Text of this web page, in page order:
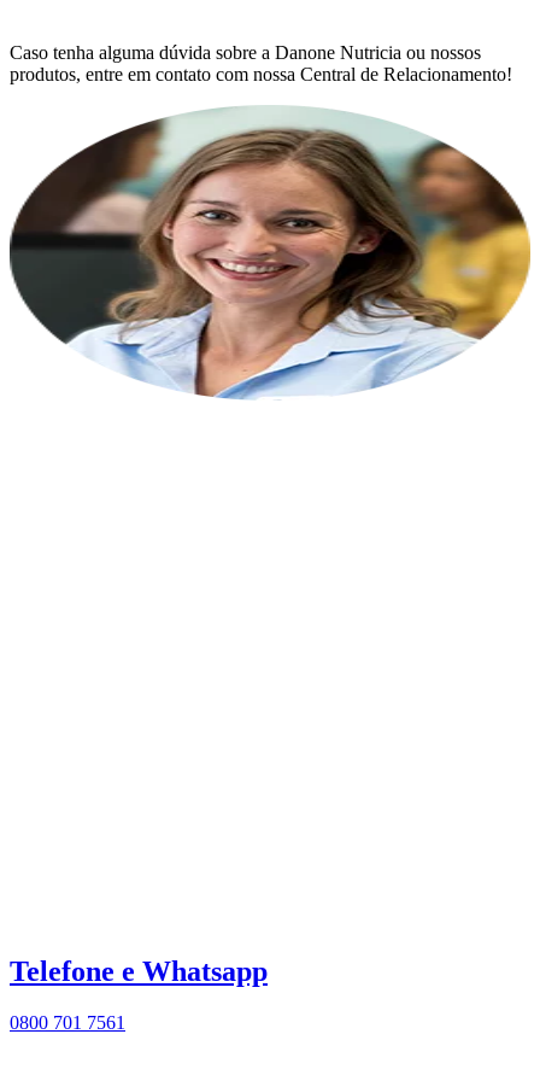
Caso tenha alguma dúvida sobre a Danone Nutricia ou nossos
produtos, entre em contato com nossa Central de Relacionamento!
Telefone e Whatsapp
0800 701 7561